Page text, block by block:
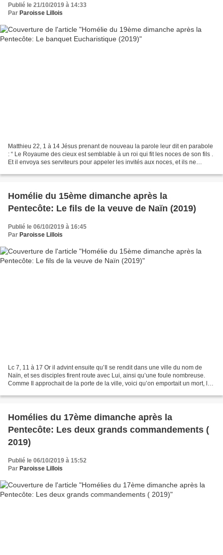
Publié le 21/10/2019 à 14:33
Par Paroisse Lillois
Matthieu 22, 1 à 14 Jésus prenant de nouveau la parole leur dit en parabole
: “ Le Royaume des cieux est semblable à un roi qui fit les noces de son fils .
Et il envoya ses serviteurs pour appeler les invités aux noces, et ils ne
Homélie du 15ème dimanche après la
Pentecôte: Le fils de la veuve de Naïn (2019)
Publié le 06/10/2019 à 16:45
Par Paroisse Lillois
Lc 7, 11 à 17 Or il advint ensuite qu’Il se rendit dans une ville du nom de
Naïn, et ses disciples firent route avec Lui, ainsi qu’une foule nombreuse.
Comme Il approchait de la porte de la ville, voici qu’on emportait un mort, le
Homélies du 17ème dimanche après la
Pentecôte: Les deux grands commandements (
2019)
Publié le 06/10/2019 à 15:52
Par Paroisse Lillois